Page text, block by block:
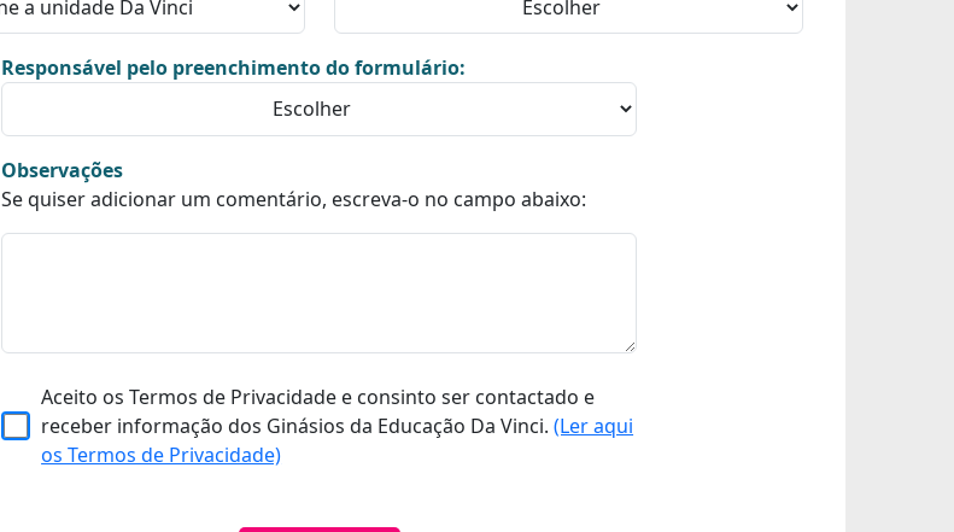
Responsável pelo preenchimento do formulário:
Observações
Se quiser adicionar um comentário, escreva-o no campo abaixo:
Aceito os Termos de Privacidade e consinto ser contactado e
receber informação dos Ginásios da Educação Da Vinci.(Ler aqui
os Termos de Privacidade)